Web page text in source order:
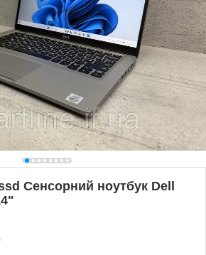
Сенсорний ноутбук Dell